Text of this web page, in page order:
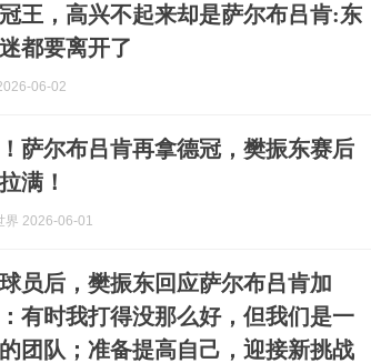
王，高兴不起来却是萨尔布吕肯:东
都要离开了
06-02
萨尔布吕肯再拿德冠，樊振东赛后
满！
界 2026-06-01
员后，樊振东回应萨尔布吕肯加
有时我打得没那么好，但我们是一
团队；准备提高自己，迎接新挑战